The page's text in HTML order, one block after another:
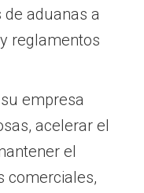
aduanas a
reglamentos
empresa
acelerar el
el
comerciales,